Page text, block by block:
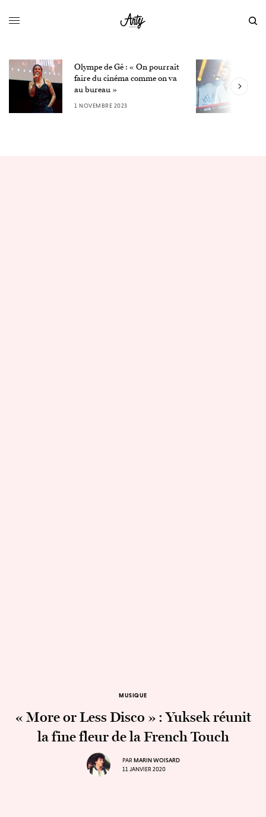
Olympe de Gê : « On pourrait
faire du cinéma comme on va
au bureau »
1 NOVEMBRE 2023
MUSIQUE
« More or Less Disco » : Yuksek réunit
la fine fleur de la French Touch
PAR MARIN WOISARD
11 JANVIER 2020